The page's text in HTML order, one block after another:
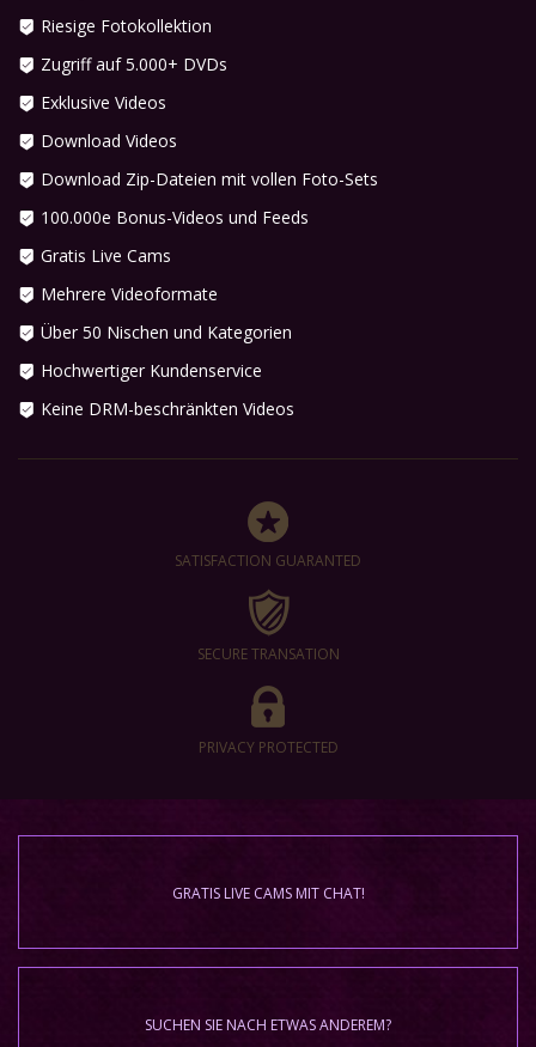
Riesige Fotokollektion
Zugriff auf 5.000+ DVDs
Exklusive Videos
Download Videos
Download Zip-Dateien mit vollen Foto-Sets
100.000e Bonus-Videos und Feeds
Gratis Live Cams
Mehrere Videoformate
Über 50 Nischen und Kategorien
Hochwertiger Kundenservice
Keine DRM-beschränkten Videos
SATISFACTION GUARANTED
SECURE TRANSATION
PRIVACY PROTECTED
GRATIS LIVE CAMS MIT CHAT!
SUCHEN SIE NACH ETWAS ANDEREM?